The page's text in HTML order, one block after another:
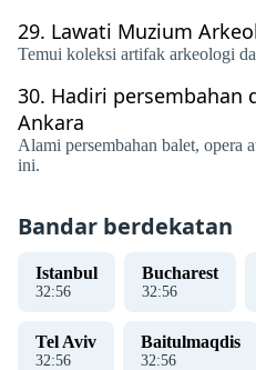
29. Lawati Muzium
Temui koleksi artifak arkeologi
30. Hadiri persembahan
Ankara
Alami persembahan balet, opera
ini.
Bandar berdekatan
Istanbul
32:56
Bucharest
32:56
Tel Aviv
32:56
Baitulmaqdis
32:56